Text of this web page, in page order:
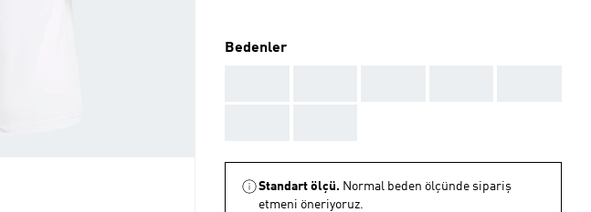
Bedenler
Standart ölçü. Normal beden ölçünde sipariş
etmeni öneriyoruz.